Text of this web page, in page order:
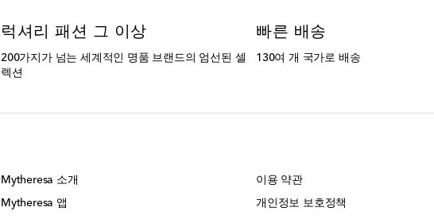
럭셔리 패션 그 이상
200가지가 넘는 세계적인 명품 브랜드의 엄선된 셀
렉션
빠른 배송
130여 개 국가로 배송
Mytheresa 소개
Mytheresa 앱
이용 약관
개인정보 보호정책